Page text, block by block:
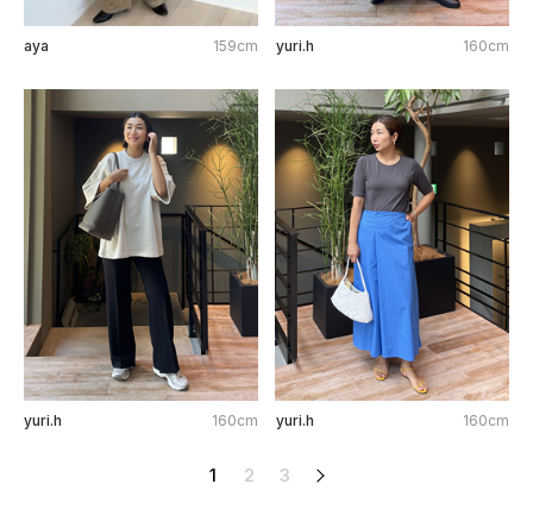
aya 159cm yuri.h 160cm
yuri.h 160cm yuri.h 160cm
1 2 3